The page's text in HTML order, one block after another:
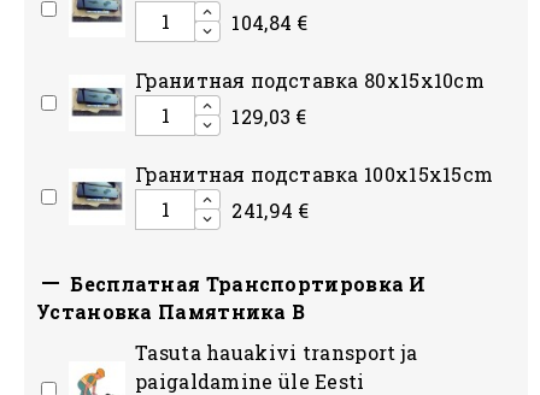
104,84 €
Гранитная подставка 80x15x10сm
129,03 €
Гранитная подставка 100x15x15сm
241,94 €
 Бесплатная Транспортировка И
Установка Памятника В
Tasuta hauakivi transport ja
paigaldamine üle Eesti